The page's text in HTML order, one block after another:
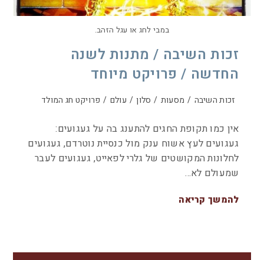
במבי לחג או עגל הזהב.
זכות השיבה / מתנות לשנה
החדשה / פרויקט מיוחד
זכות השיבה / מסעות / סלון / עולם / פרויקט חג המולד
אין כמו תקופת החגים להתענג בה על געגועים:
געגועים לעץ אשוח ענק מול כנסיית נוטרדם, געגועים
לחלונות המקושטים של גלרי לפאייט, געגועים לעבר
שמעולם לא…
להמשך קריאה